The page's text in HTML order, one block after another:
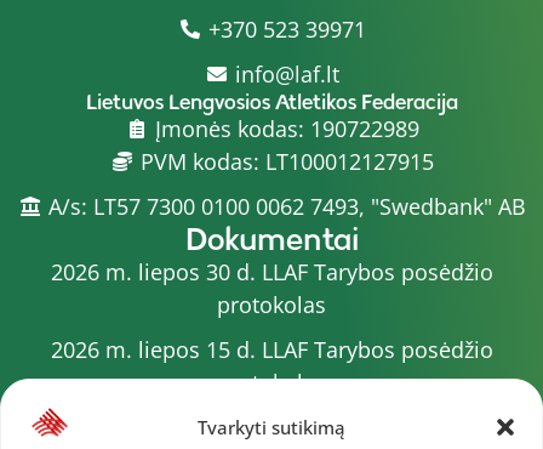
Tvarkyti sutikimą
+370 523 39971
info@laf.lt
Lietuvos Lengvosios Atletikos Federacija
Įmonės kodas: 190722989
PVM kodas: LT100012127915
A/s: LT57 7300 0100 0062 7493, "Swedbank" AB
Dokumentai
2026 m. liepos 30 d. LLAF Tarybos posėdžio
protokolas
2026 m. liepos 15 d. LLAF Tarybos posėdžio
protokolas
2026 m. liepos 20 d. LLAF VK posėdžio protokolas